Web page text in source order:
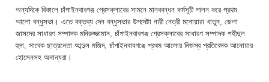
অন্যদিকে বিকালে চাঁপাইনবাবগঞ্জ প্রেসক্লাবের সামনে মানববন্ধন কর্মসূচী পালন করে প্রথম
আলো বন্ধুসভা। এতে বক্তব্য দেন বন্ধুসভার উপদেষ্টা নারী নেত্রী মনোয়ারা খাতুন, জেলা
জাসদের সাধারণ সম্পাদক মনিরুজ্জামান, চাঁপাইনবাবগঞ্জ প্রেসক্লাবের সাধারণ সম্পাদক শহীদুল
হুদা, সাবেক ছাত্রনেতা আব্দুল মজিদ, চাঁপাইনবাবগঞ্জে প্রথম আলোর নিজস্ব প্রতিবেদক আনোয়ার
হোসেনসহ অনান্যরা।